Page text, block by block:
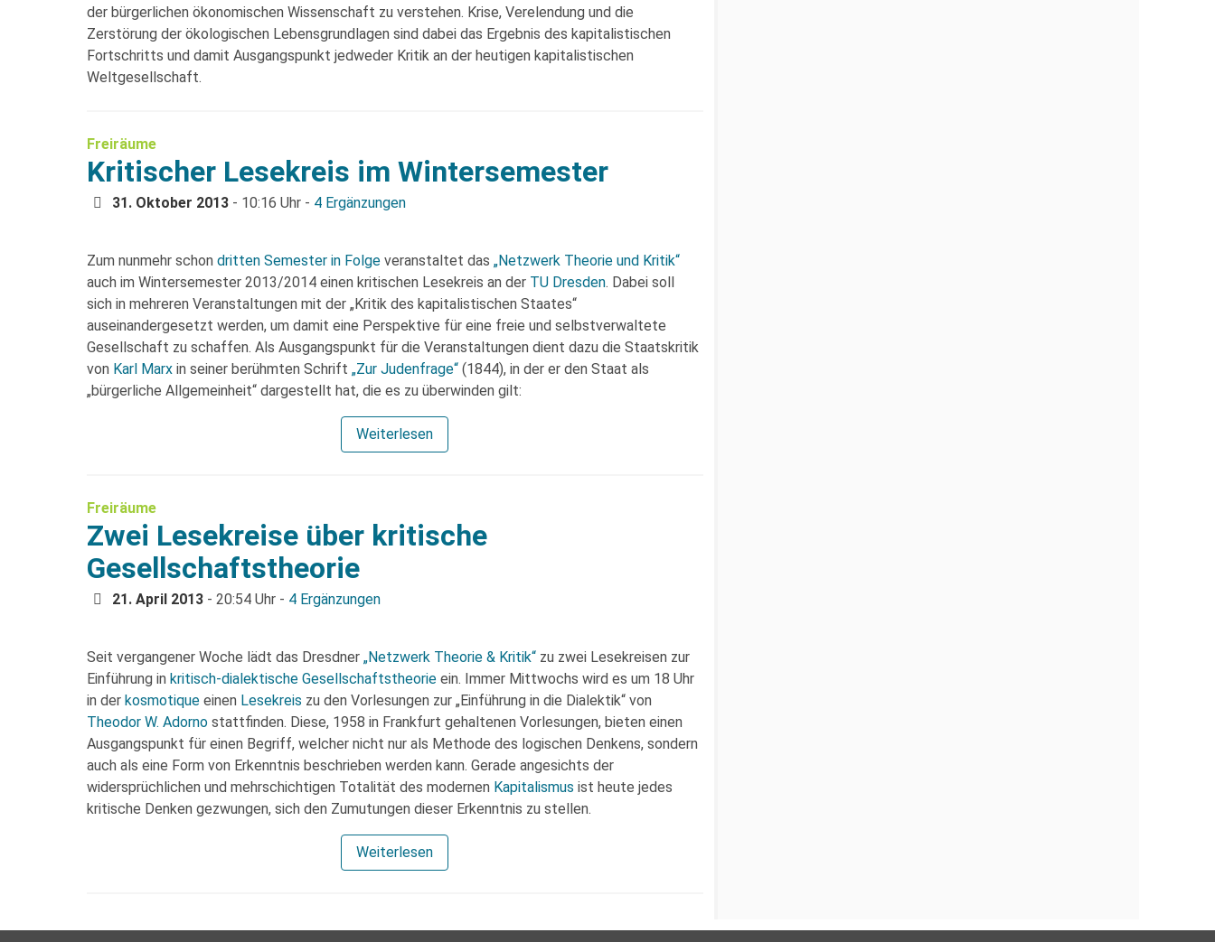
der bürgerlichen ökonomischen Wissenschaft zu verstehen. Krise, Verelendung und die
Zerstörung der ökologischen Lebensgrundlagen sind dabei das Ergebnis des kapitalistischen
Fortschritts und damit Ausgangspunkt jedweder Kritik an der heutigen kapitalistischen
Weltgesellschaft.
Freiräume
Kritischer Lesekreis im Wintersemester
31. Oktober 2013 - 10:16 Uhr - 4 Ergänzungen
Zum nunmehr schon dritten Semester in Folge veranstaltet das „Netzwerk Theorie und Kritik“
auch im Wintersemester 2013/2014 einen kritischen Lesekreis an der TU Dresden. Dabei soll
sich in mehreren Veranstaltungen mit der „Kritik des kapitalistischen Staates“
auseinandergesetzt werden, um damit eine Perspektive für eine freie und selbstverwaltete
Gesellschaft zu schaffen. Als Ausgangspunkt für die Veranstaltungen dient dazu die Staatskritik
von Karl Marx in seiner berühmten Schrift „Zur Judenfrage“ (1844), in der er den Staat als
„bürgerliche Allgemeinheit“ dargestellt hat, die es zu überwinden gilt:
Weiterlesen
Freiräume
Zwei Lesekreise über kritische
Gesellschaftstheorie
21. April 2013 - 20:54 Uhr - 4 Ergänzungen
Seit vergangener Woche lädt das Dresdner „Netzwerk Theorie & Kritik“ zu zwei Lesekreisen zur
Einführung in kritisch-dialektische Gesellschaftstheorie ein. Immer Mittwochs wird es um 18 Uhr
in der kosmotique einen Lesekreis zu den Vorlesungen zur „Einführung in die Dialektik“ von
Theodor W. Adorno stattfinden. Diese, 1958 in Frankfurt gehaltenen Vorlesungen, bieten einen
Ausgangspunkt für einen Begriff, welcher nicht nur als Methode des logischen Denkens, sondern
auch als eine Form von Erkenntnis beschrieben werden kann. Gerade angesichts der
widersprüchlichen und mehrschichtigen Totalität des modernen Kapitalismus ist heute jedes
kritische Denken gezwungen, sich den Zumutungen dieser Erkenntnis zu stellen.
Weiterlesen